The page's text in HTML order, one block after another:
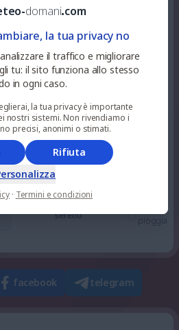
parzialmente nuvoloso
alquanto soleggiato
niente
soleggiato
soleggiato
sereno
pioggia
facebook telegram
-domani.com
la tua privacy no
il traffico e migliorare
tu: il sito funziona allo stesso
in ogni caso.
la tua privacy è importante
nostri sistemi. Non rivendiamo i
precisi, anonimi o stimati.
Rifiuta
· Termini e condizioni